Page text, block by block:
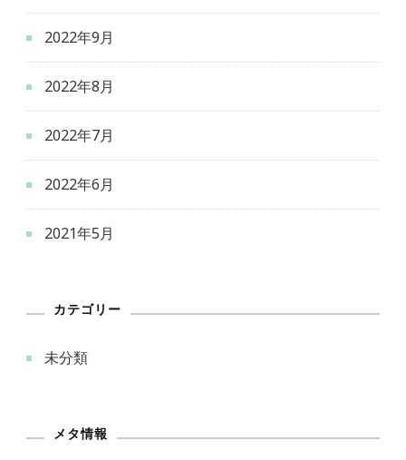
2022年9月
2022年8月
2022年7月
2022年6月
2021年5月
カテゴリー
未分類
メタ情報